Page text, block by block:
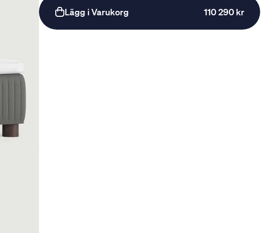
Lägg i Varukorg 110 290 kr